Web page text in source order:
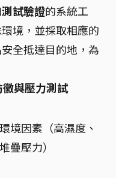
測試驗證的系統工
境，並採取相應的
全抵達目的地，為
與壓力測試
境因素（高濕度、
疊壓力）